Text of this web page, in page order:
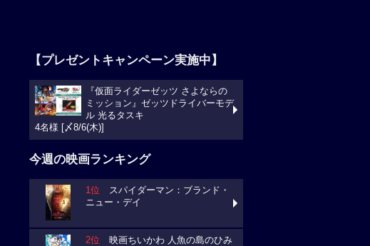
【プレゼントキャンペーン実施中】
『仮面ライダーゼッツ さよならの
ミッション』ゼッツドライバーモデ
ル 光るタスキ
4名様 [〆8/6(木)]
今週の映画ランキング
1位 スパイダーマン：ブランド・
ニュー・デイ
2位 映画ちいかわ 人魚の島のひみ